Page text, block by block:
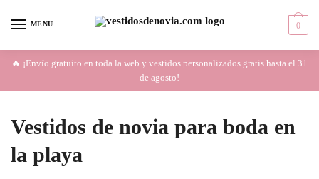
MENU 0
🔥 ¡Envío gratuito en toda la web y vestidos personalizados gratis hasta el 31
de agosto!
Vestidos de novia para boda en
la playa